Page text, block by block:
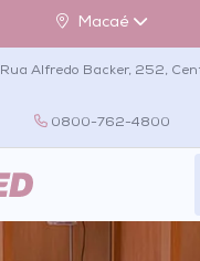
Macaé
Rua Alfredo Backer, 252,
0800-762-4800